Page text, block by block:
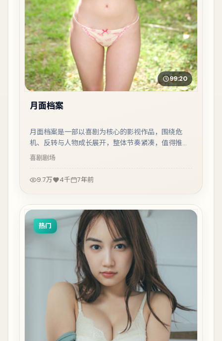
99:20
月面档案
月面档案是一部以喜剧为核心的影视作品，围绕危
机、反转与人物成长展开，整体节奏紧凑，值得推荐
观看。
喜剧剧场
9.7万 4千 7年前
热门